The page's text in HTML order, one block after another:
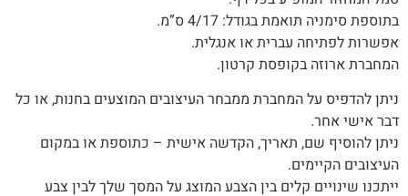
בתוספת סימניה תואמת בגודל: 4/17 ס”מ.
אפשרות לפתיחה עברית או אנגלית.
המחברת ארוזה בקופסת קרטון.
‬דבר‭ ‬אישי‭ ‬אחר‭.‬
ניתן‭ ‬להוסיף‭ ‬שם‭,‬ תאריך, ‬הקדשה‭ ‬אישית – כתוספת או במקום
העיצובים הקיימים.